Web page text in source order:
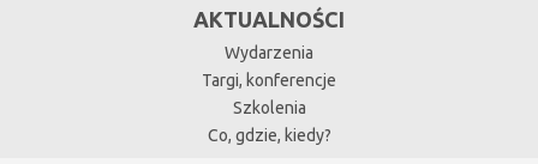
AKTUALNOŚCI
Wydarzenia
Targi, konferencje
Szkolenia
Co, gdzie, kiedy?